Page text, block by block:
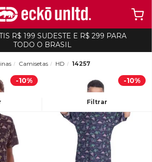
R$ 199 SUDESTE E R$ 299 PARA
TODO O BRASIL
Filtrar
Camisetas HD 14257
-10% -10%